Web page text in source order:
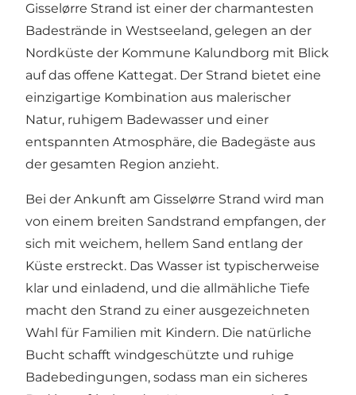
Gisselørre Strand ist einer der charmantesten
Badestrände in Westseeland, gelegen an der
Nordküste der Kommune Kalundborg mit Blick
auf das offene Kattegat. Der Strand bietet eine
einzigartige Kombination aus malerischer
Natur, ruhigem Badewasser und einer
entspannten Atmosphäre, die Badegäste aus
der gesamten Region anzieht.
Bei der Ankunft am Gisselørre Strand wird man
von einem breiten Sandstrand empfangen, der
sich mit weichem, hellem Sand entlang der
Küste erstreckt. Das Wasser ist typischerweise
klar und einladend, und die allmähliche Tiefe
macht den Strand zu einer ausgezeichneten
Wahl für Familien mit Kindern. Die natürliche
Bucht schafft windgeschützte und ruhige
Badebedingungen, sodass man ein sicheres